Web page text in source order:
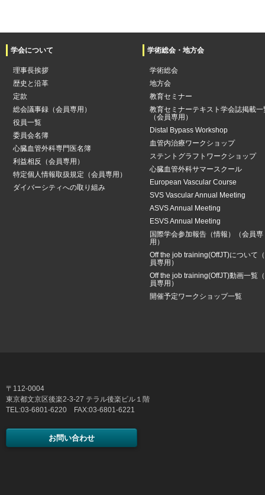
学会について
理事長挨拶
歴史と沿革
定款
総会議事録（会員専用）
役員一覧
委員会名簿
心臓血管外科専門医名簿
利益相反（会員専用）
特定個人情報取扱規定（会員専用）
ダイバーシティへの取り組み
学術総会・地方会
学術総会
地方会
教育セミナー
教育セミナーテキスト学会誌掲載一
（会員専用）
Distal Bypass Workshop
血管内治療ワークショップ
ステントグラフトワークショップ
心臓血管外科サマースクール
European Vascular Course
SVS Vascular Annual Meeting
ASVS Annual Meeting
ESVS Annual Meeting
国際学会参加報告（情報）（会員専
用）
Off the job training(OffJT)について
員専用）
Off the job training(OffJT)動画一覧
員専用）
開催予定ワークショップ一覧
〒112-0004
東京都文京区後楽2-3-27 テラル後楽ビル１階
TEL:03-6801-6220 FAX:03-6801-6221
お問い合わせ